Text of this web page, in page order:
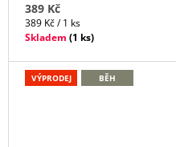
389 Kč
Měrná
cena:
389 Kč / 1 ks
Skladem (1 ks)
VÝPRODEJ BĚH